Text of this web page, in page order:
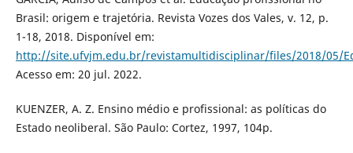
Brasil: origem e trajetória. Revista Vozes dos Vales, v. 12, p.
1-18, 2018. Disponível em:
http://site.ufvjm.edu.br/revistamultidisciplinar/files/2018/05/
Acesso em: 20 jul. 2022.
KUENZER, A. Z. Ensino médio e profissional: as políticas do
Estado neoliberal. São Paulo: Cortez, 1997, 104p.